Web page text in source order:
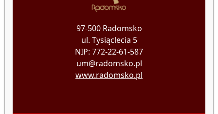
97-500 Radomsko
ul. Tysiąclecia 5
NIP: 772-22-61-587
um@radomsko.pl
www.radomsko.pl